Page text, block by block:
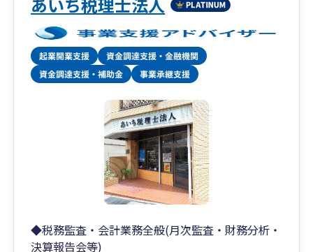
◆税務監査・会計業務全般(月次監査・財務分析・
決算報告会等)